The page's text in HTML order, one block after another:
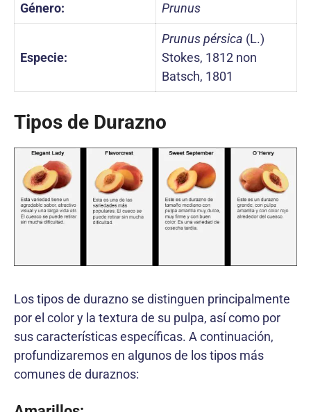
Género: Prunus
Especie:
Prunus pérsica (L.)
Stokes, 1812 non
Batsch, 1801
Tipos de Durazno
Los tipos de durazno se distinguen principalmente
por el color y la textura de su pulpa, así como por
sus características específicas. A continuación,
profundizaremos en algunos de los tipos más
comunes de duraznos: